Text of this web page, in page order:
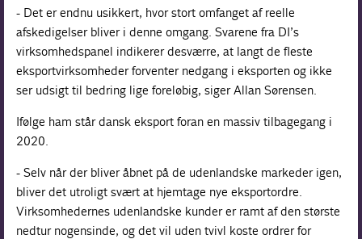
- Det er endnu usikkert, hvor stort omfanget af reelle
afskedigelser bliver i denne omgang. Svarene fra DI’s
virksomhedspanel indikerer desværre, at langt de fleste
eksportvirksomheder forventer nedgang i eksporten og ikke
ser udsigt til bedring lige foreløbig, siger Allan Sørensen.
Ifølge ham står dansk eksport foran en massiv tilbagegang i
2020.
- Selv når der bliver åbnet på de udenlandske markeder igen,
bliver det utroligt svært at hjemtage nye eksportordre.
Virksomhedernes udenlandske kunder er ramt af den største
nedtur nogensinde, og det vil uden tvivl koste ordrer for